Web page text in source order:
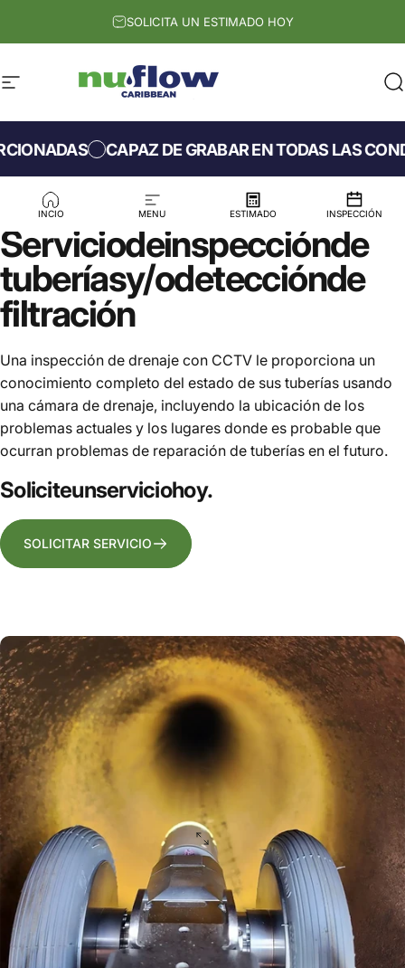
SOLICITA UN ESTIMADO HOY
Site navigationNuflow Caribbean
INCIO MENU ESTIMADO INSPECCIÓN
CAPAZ DE GRABAR EN TODAS LAS
Serviciodeinspecciónde
tuberíasy/odetecciónde
filtración
Una inspección de drenaje con CCTV le proporciona un
conocimiento completo del estado de sus tuberías usando
una cámara de drenaje, incluyendo la ubicación de los
problemas actuales y los lugares donde es probable que
ocurran problemas de reparación de tuberías en el futuro.
Soliciteunserviciohoy.
SOLICITAR SERVICIO